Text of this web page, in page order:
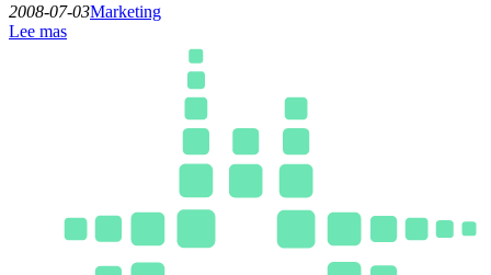
2008-07-03Marketing
Lee mas